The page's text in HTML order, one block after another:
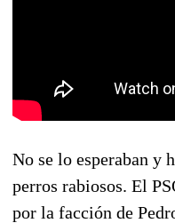
No se lo esperaban y
perros rabiosos. El
por la facción de